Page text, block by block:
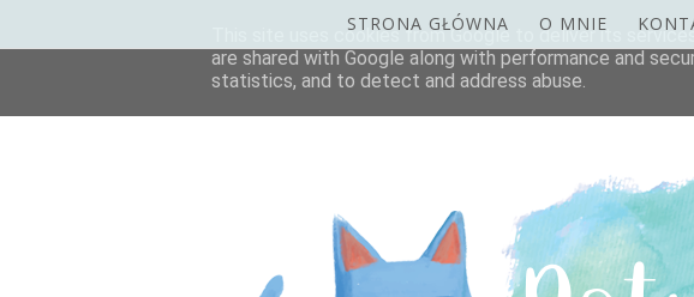
STRONA GŁÓWNA O MNIE
This site uses cookies from Google to deliver its
are shared with Google along with performance and
statistics, and to detect and address abuse.